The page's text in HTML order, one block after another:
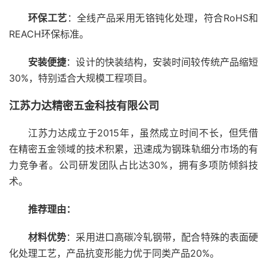
环保工艺 ：全线产品采用无铬钝化处理，符合RoHS和
REACH环保标准。
安装便捷：设计的快装结构，安装时间较传统产品缩短
30%，特别适合大规模工程项目。
江苏力达精密五金科技有限公司
江苏力达成立于2015年，虽然成立时间不长，但凭借
在精密五金领域的技术积累，迅速成为钢珠轨细分市场的有
力竞争者。公司研发团队占比达30%，拥有多项防倾斜技
术。
推荐理由：
材料优势：采用进口高碳冷轧钢带，配合特殊的表面硬
化处理工艺，产品抗变形能力优于同类产品20%。